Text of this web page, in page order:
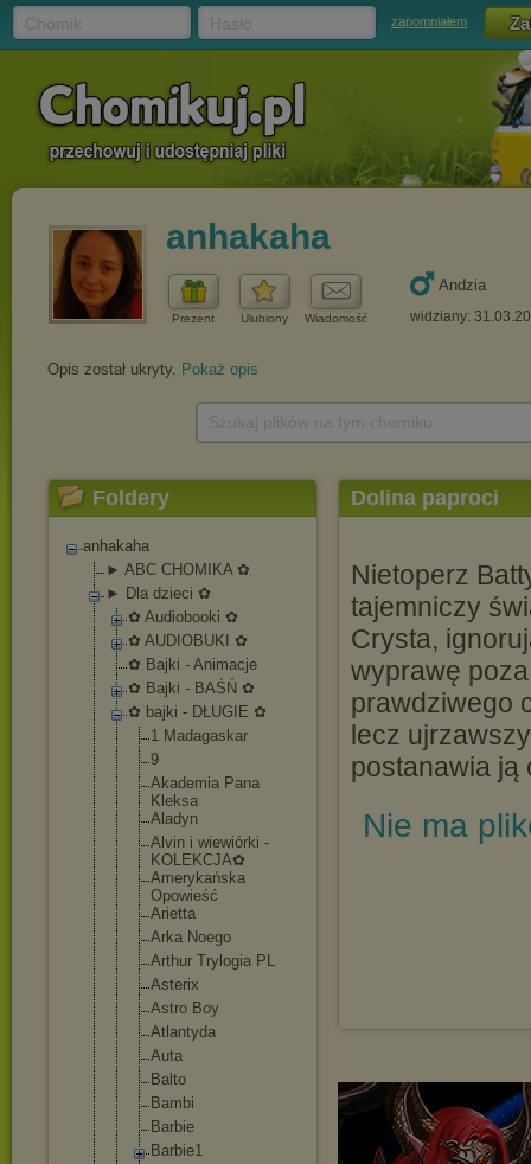
zapomniałem
anhakaha
Prezent Ulubiony Wiadomość
Andzia
widziany:
Opis został ukryty. Pokaż opis
Foldery
anhakaha
► ABC CHOMIKA ✿
► Dla dzieci ✿
✿ Audiobooki ✿
✿ AUDIOBUKI ✿
✿ Bajki - Animacje
✿ Bajki - BAŚŃ ✿
✿ bajki - DŁUGIE ✿
1 Madagaskar
9
Akademia Pana
Kleksa
Aladyn
Alvin i wiewiórki -
KOLEKCJA✿
Amerykańska
Opowieść
Arietta
Arka Noego
Arthur Trylogia PL
Asterix
Astro Boy
Atlantyda
Auta
Balto
Bambi
Barbie
Barbie1
Dolina paproci
Nietoperz
tajemniczy
Crysta,
wyprawę
prawdziwego
lecz
postanawia ją
Nie ma